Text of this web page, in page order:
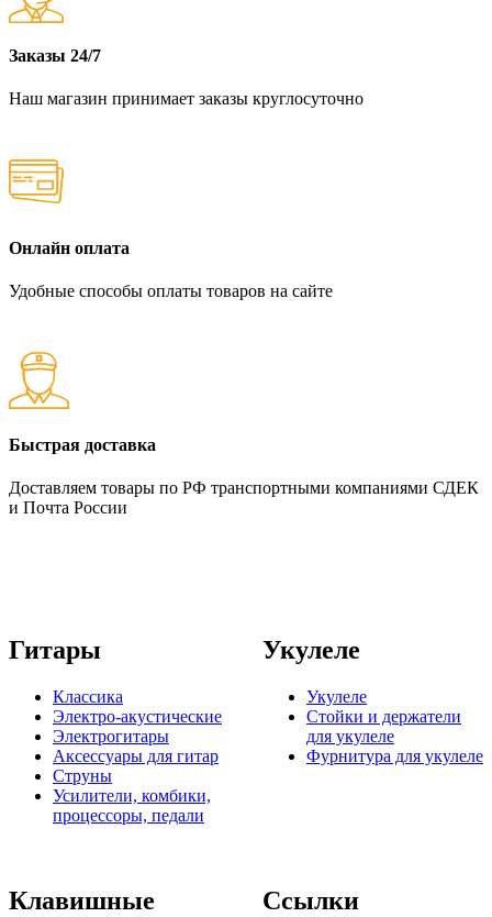
Заказы 24/7
Наш магазин принимает заказы круглосуточно
Онлайн оплата
Удобные способы оплаты товаров на сайте
Быстрая доставка
Доставляем товары по РФ транспортными компаниями СДЕК
и Почта России
Гитары
Классика
Электро-акустические
Электрогитары
Аксессуары для гитар
Струны
Усилители, комбики,
процессоры, педали
Укулеле
Укулеле
Стойки и держатели
для укулеле
Фурнитура для укулеле
Клавишные Ссылки